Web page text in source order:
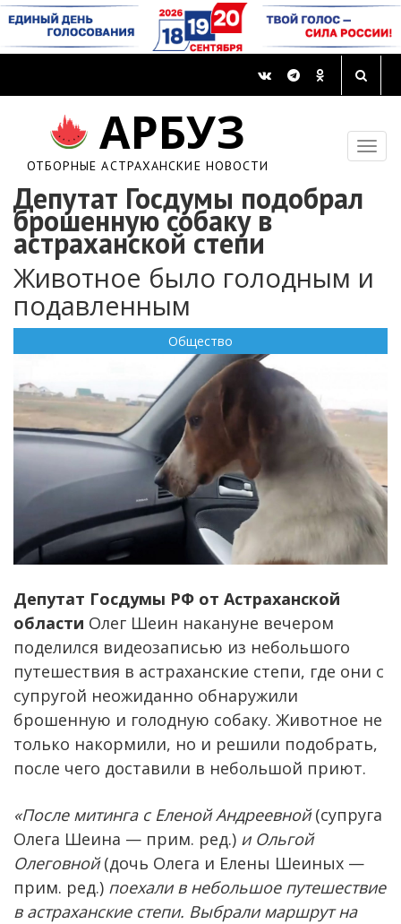
АРБУЗ
ОТБОРНЫЕ АСТРАХАНСКИЕ НОВОСТИ
Депутат Госдумы подобрал
брошенную собаку в
астраханской степи
Животное было голодным и
подавленным
Общество
Депутат Госдумы РФ от Астраханской
области Олег Шеин накануне вечером
поделился видеозаписью из небольшого
путешествия в астраханские степи, где они с
супругой неожиданно обнаружили
брошенную и голодную собаку. Животное не
только накормили, но и решили подобрать,
после чего доставили в небольшой приют.
«После митинга с Еленой Андреевной(супруга
Олега Шеина — прим. ред.) и Ольгой
Олеговной(дочь Олега и Елены Шеиных —
прим. ред.) поехали в небольшое путешествие
в астраханские степи. Выбрали маршрут на